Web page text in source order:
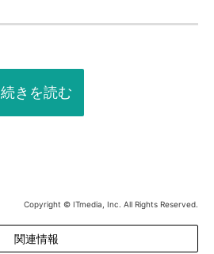
続きを読む
Copyright © ITmedia, Inc. All Rights Reserved.
関連情報